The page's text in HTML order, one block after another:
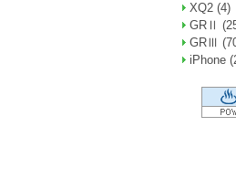
XQ2 (4)
GRⅡ
GRⅢ
iPhone